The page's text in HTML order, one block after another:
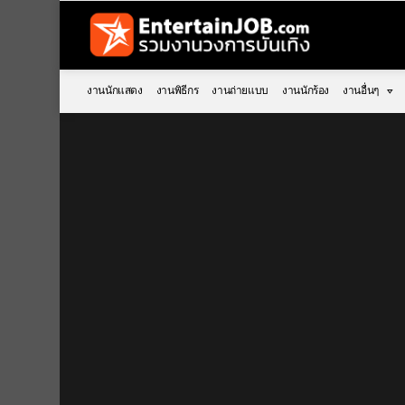
งานนักแสดง งานพิธีกร งานถ่ายแบบ งานนักร้อง งานอื่นๆ